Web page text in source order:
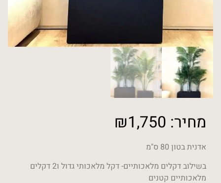
מחיר: ₪1,750
אדנית בטון 80 ס"מ
בשילוב דקלים מלאכותיים- דקל מלאכותי גדול ו2 דקלים
מלאכותיים קטנים